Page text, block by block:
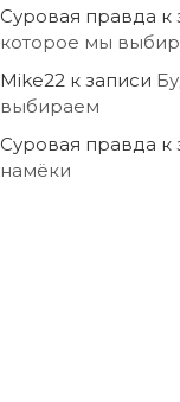
Суровая правда к
которое мы
Mike22 к записи
выбираем
Суровая правда к
намёки